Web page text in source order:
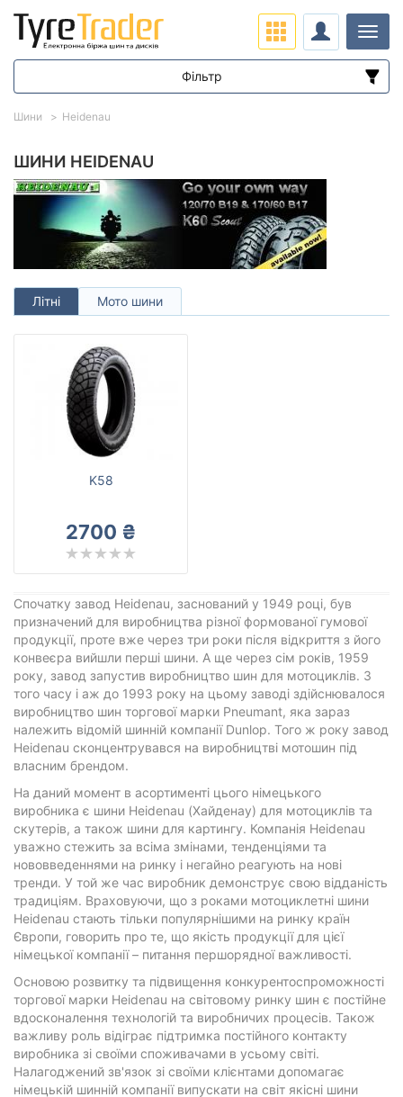
ШИНИ HEIDENAU
Літні Мото шини
K58
2700 ₴
Спочатку завод Heidenau, заснований у 1949 році, був
призначений для виробництва різної формованої гумової
продукції, проте вже через три роки після відкриття з його
конвеєра вийшли перші шини. А ще через сім років, 1959
року, завод запустив виробництво шин для мотоциклів. З
того часу і аж до 1993 року на цьому заводі здійснювалося
виробництво шин торгової марки Pneumant, яка зараз
належить відомій шинній компанії Dunlop. Того ж року завод
Heidenau сконцентрувався на виробництві мотошин під
власним брендом.
На даний момент в асортименті цього німецького
виробника є шини Heidenau (Хайденау) для мотоциклів та
скутерів, а також шини для картингу. Компанія Heidenau
уважно стежить за всіма змінами, тенденціями та
нововведеннями на ринку і негайно реагують на нові
тренди. У той же час виробник демонструє свою відданість
традиціям. Враховуючи, що з роками мотоциклетні шини
Heidenau стають тільки популярнішими на ринку країн
Європи, говорить про те, що якість продукції для цієї
німецької компанії – питання першорядної важливості.
Основою розвитку та підвищення конкурентоспроможності
торгової марки Heidenau на світовому ринку шин є постійне
вдосконалення технологій та виробничих процесів. Також
важливу роль відіграє підтримка постійного контакту
виробника зі своїми споживачами в усьому світі.
Налагоджений зв'язок зі своїми клієнтами допомагає
німецькій шинній компанії випускати на світ якісні шини
Шини Heidenau
Фільтр
Діапазон цін
Підбір за параметрами
Сезон
Heidenau
Всі бренди